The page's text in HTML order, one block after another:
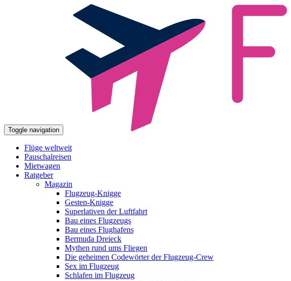
Toggle navigation
Flüge weltweit
Pauschalreisen
Mietwagen
Ratgeber
Magazin
Flugzeug-Knigge
Gesten-Knigge
Superlativen der Luftfahrt
Bau eines Flugzeugs
Bau eines Flughafens
Bermuda Dreieck
Mythen rund ums Fliegen
Die geheimen Codewörter der Flugzeug-Crew
Sex im Flugzeug
Schlafen im Flugzeug